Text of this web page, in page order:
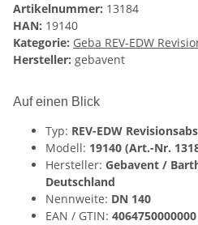
Artikelnummer: 13184
HAN: 19140
Kategorie: Geba REV-EDW
Hersteller: gebavent
Auf einen Blick
Typ: REV-EDW
Modell: 19140 (Art.-Nr.
Hersteller: Gebavent /
Deutschland
Nennweite: DN 140
EAN / GTIN: 4064750000000